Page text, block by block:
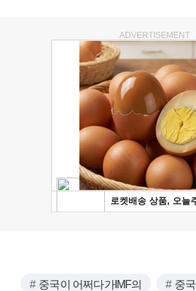
ADVERTISEMENT
중국이 어쩌다가IMF의 중국